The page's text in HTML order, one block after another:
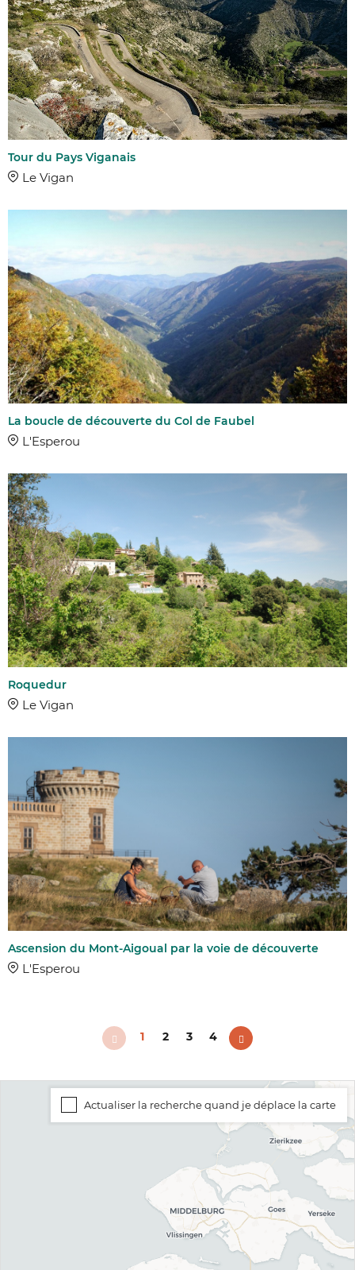
COMMUNES
DISTANCE
DIFFICULTÉ
Difficile
Très difficile
Tour du Pays Viganais
Le Vigan
La boucle de découverte du Col de Faubel
L'Esperou
Roquedur
Le Vigan
Ascension du Mont-Aigoual par la voie de découverte
L'Esperou
1 2 3 4
Actualiser la recherche quand je déplace la carte